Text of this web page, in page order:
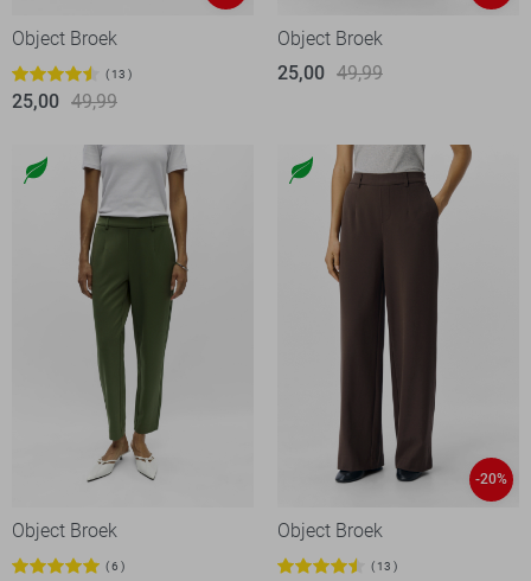
Object Broek
13
25,00 49,99
Object Broek
25,00 49,99
Object Broek
6
-20%
Object Broek
13